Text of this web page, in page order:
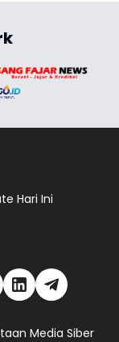
Hari Ini
Media Siber